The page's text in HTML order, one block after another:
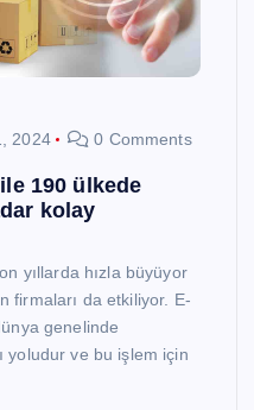
2024 0 Comments
190 ülkede
kolay
yıllarda hızla büyüyor
firmaları da etkiliyor. E-
genelinde
yoludur ve bu işlem için